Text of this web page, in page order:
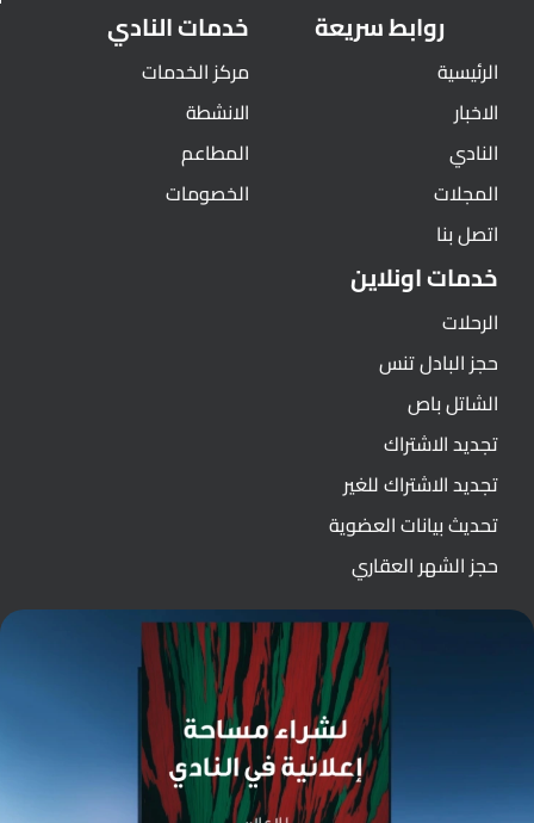
روابط سريعة
الرئيسية
الاخبار
النادي
المجلات
اتصل بنا
خدمات النادي
مركز الخدمات
الانشطة
المطاعم
الخصومات
خدمات اونلاين
الرحلات
حجز البادل تنس
الشاتل باص
تجديد الاشتراك
تجديد الاشتراك للغير
تحديث بيانات العضوية
حجز الشهر العقاري